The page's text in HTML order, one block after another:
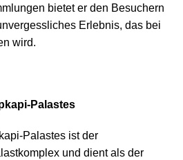
bietet er den Besuchern
Erlebnis, das bei
wird.
Palastes
Palastes ist der
und dient als der